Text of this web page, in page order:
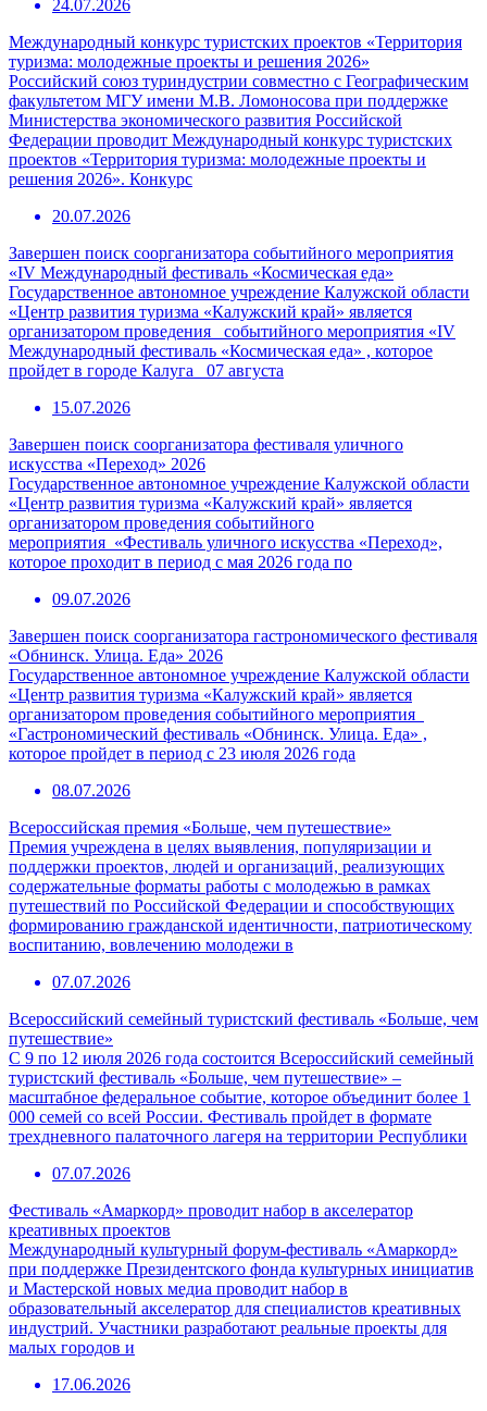
24.07.2026
Международный конкурс туристских проектов «Территория
туризма: молодежные проекты и решения 2026»
Российский союз туриндустрии совместно с Географическим
факультетом МГУ имени М.В. Ломоносова при поддержке
Министерства экономического развития Российской
Федерации проводит Международный конкурс туристских
проектов «Территория туризма: молодежные проекты и
решения 2026». Конкурс
20.07.2026
Завершен поиск соорганизатора событийного мероприятия
«IV Международный фестиваль «Космическая еда»
Государственное автономное учреждение Калужской области
«Центр развития туризма «Калужский край» является
организатором проведения событийного мероприятия «IV
Международный фестиваль «Космическая еда» , которое
пройдет в городе Калуга 07 августа
15.07.2026
Завершен поиск соорганизатора фестиваля уличного
искусства «Переход» 2026
Государственное автономное учреждение Калужской области
«Центр развития туризма «Калужский край» является
организатором проведения событийного
мероприятия «Фестиваль уличного искусства «Переход»,
которое проходит в период с мая 2026 года по
09.07.2026
Завершен поиск соорганизатора гастрономического фестиваля
«Обнинск. Улица. Еда» 2026
Государственное автономное учреждение Калужской области
«Центр развития туризма «Калужский край» является
организатором проведения событийного мероприятия
«Гастрономический фестиваль «Обнинск. Улица. Еда» ,
которое пройдет в период с 23 июля 2026 года
08.07.2026
Всероссийская премия «Больше, чем путешествие»
Премия учреждена в целях выявления, популяризации и
поддержки проектов, людей и организаций, реализующих
содержательные форматы работы с молодежью в рамках
путешествий по Российской Федерации и способствующих
формированию гражданской идентичности, патриотическому
воспитанию, вовлечению молодежи в
07.07.2026
Всероссийский семейный туристский фестиваль «Больше, чем
путешествие»
С 9 по 12 июля 2026 года состоится Всероссийский семейный
туристский фестиваль «Больше, чем путешествие» –
масштабное федеральное событие, которое объединит более 1
000 семей со всей России. Фестиваль пройдет в формате
трехдневного палаточного лагеря на территории Республики
07.07.2026
Фестиваль «Амаркорд» проводит набор в акселератор
креативных проектов
Международный культурный форум-фестиваль «Амаркорд»
при поддержке Президентского фонда культурных инициатив
и Мастерской новых медиа проводит набор в
образовательный акселератор для специалистов креативных
индустрий. Участники разработают реальные проекты для
малых городов и
17.06.2026